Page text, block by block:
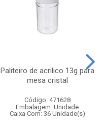
Paliteiro de acrilico 13g para
mesa cristal
Código: 471628
Embalagem: Unidade
Caixa Com: 36 Unidade(s)